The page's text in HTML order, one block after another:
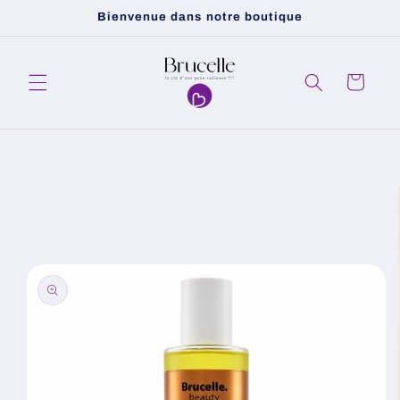
Bienvenue dans notre boutique
Panier